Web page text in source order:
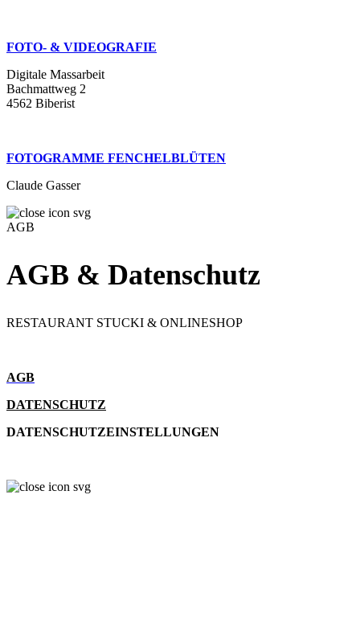
FOTO- & VIDEOGRAFIE
Digitale Massarbeit
Bachmattweg 2
4562 Biberist
FOTOGRAMME FENCHELBLÜTEN
Claude Gasser
AGB
AGB & Datenschutz
RESTAURANT STUCKI & ONLINESHOP
AGB
DATENSCHUTZ
DATENSCHUTZEINSTELLUNGEN